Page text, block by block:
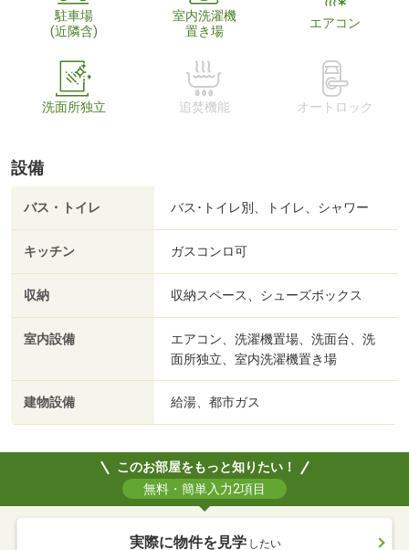
駐車場
(近隣含)
室内洗濯機
置き場
エアコン
洗面所独立 追焚機能 オートロック
設備
バス・トイレ バス･トイレ別、トイレ、シャワー
キッチン ガスコンロ可
収納 収納スペース、シューズボックス
室内設備
エアコン、洗濯機置場、洗面台、洗
面所独立、室内洗濯機置き場
建物設備 給湯、都市ガス
このお部屋をもっと知りたい！
無料・簡単入力2項目
実際に物件を見学 したい